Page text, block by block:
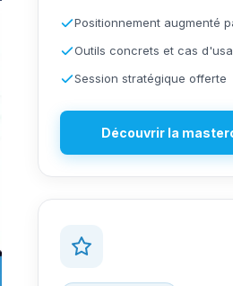
Positionnement augmenté
Outils concrets et cas
Session stratégique offerte
Découvrir la